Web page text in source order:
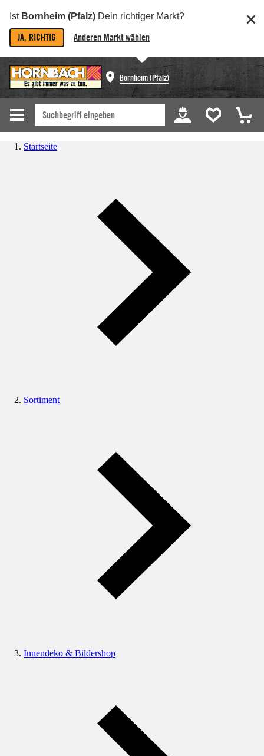
Ist Bornheim (Pfalz) Dein richtiger Markt?
JA, RICHTIG Anderen Markt wählen
Bornheim (Pfalz)
Startseite
Sortiment
Innendeko & Bildershop